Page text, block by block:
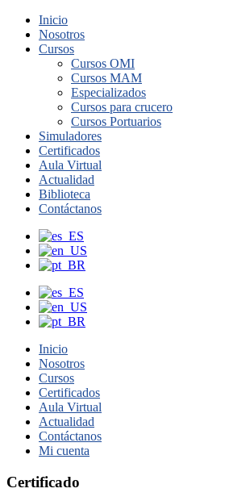
Inicio
Nosotros
Cursos
Cursos OMI
Cursos MAM
Especializados
Cursos para crucero
Cursos Portuarios
Simuladores
Certificados
Aula Virtual
Actualidad
Biblioteca
Contáctanos
Inicio
Nosotros
Cursos
Certificados
Aula Virtual
Actualidad
Contáctanos
Mi cuenta
Certificado